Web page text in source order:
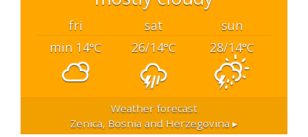
fri sat
sun
min 14°C 26/14°C 28/14°C
Weather forecast
Zenica, Bosnia and Herzegovina ▸